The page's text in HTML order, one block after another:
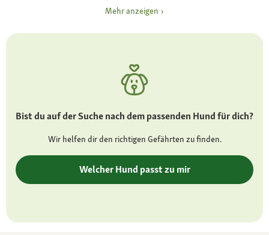
kleine Hängeohren dicht am Kopf
dicht, fein und glatt; typische Befederung;
schwarz, leberbraun
Besonderheiten
erfolgreicher Behindertenbegleithund
intelligent, freundlich, lauffreudig, lernwillig,
Mehr anzeigen
Bist du auf der Suche nach dem passenden Hund für dich?
Wir helfen dir den richtigen Gefährten zu finden.
Welcher Hund passt zu mir